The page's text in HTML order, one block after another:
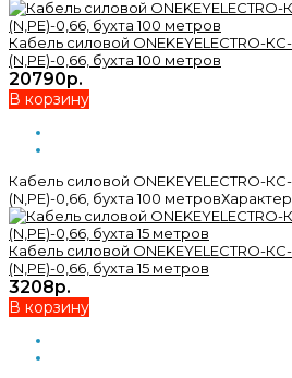
Кабель силовой ONEKEYELECTRO-
(N,PE)-0,66, бухта 100 метров
20790р.
В корзину
Кабель силовой ONEKEYELECTRO-
(N,PE)-0,66, бухта 100
Кабель силовой ONEKEYELECTRO-
(N,PE)-0,66, бухта 15 метров
3208р.
В корзину